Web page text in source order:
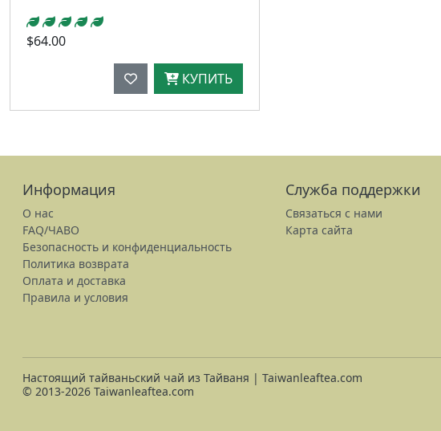
$64.00
КУПИТЬ
Информация
О нас
FAQ/ЧАВО
Безопасность и конфиденциальность
Политика возврата
Оплата и доставка
Правила и условия
Служба поддержки
Связаться с нами
Карта сайта
Настоящий тайваньский чай из Тайваня | Taiwanleaftea.com
© 2013-2026 Taiwanleaftea.com